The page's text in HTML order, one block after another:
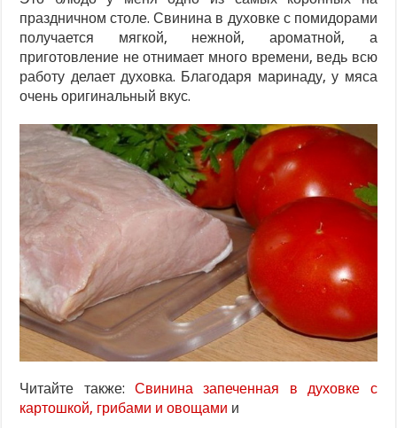
праздничном столе. Свинина в духовке с помидорами
получается мягкой, нежной, ароматной, а
приготовление не отнимает много времени, ведь всю
работу делает духовка. Благодаря маринаду, у мяса
очень оригинальный вкус.
Читайте также:Свинина запеченная в духовке с
картошкой, грибами и овощами и